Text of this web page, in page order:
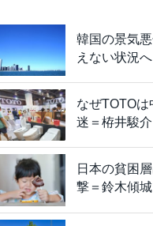
韓国の景気
えない状況へ
なぜTOTO
迷＝栫井駿介
日本の貧困
撃＝鈴木傾城